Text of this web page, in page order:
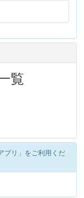
覧
プリ」をご利用くだ